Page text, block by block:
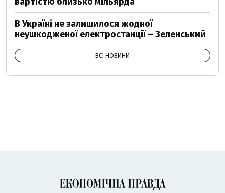
В Україні не залишилося жодної
неушкодженої електростанції – Зеленський
ВСІ НОВИНИ